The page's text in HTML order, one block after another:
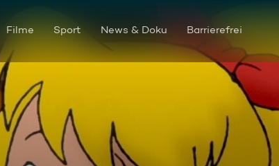
Filme Sport News & Doku Barrierefrei